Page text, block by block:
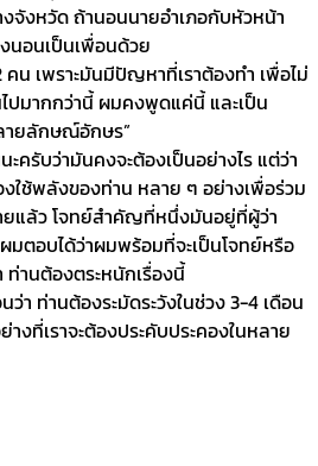
จังหวัด ถ้านอนนายอำเภอกับหัวหน้า
นอนเป็นเพื่อนด้วย
คน เพราะมันมีปัญหาที่เราต้องทำ เพื่อไม่
ปมากกว่านี้ ผมคงพูดแค่นี้ และเป็น
ายลักษณ์อักษร”
ครับว่ามันคงจะต้องเป็นอย่างไร แต่ว่า
ใช้พลังของท่าน หลาย ๆ อย่างเพื่อร่วม
แล้ว โจทย์สำคัญที่หนึ่งมันอยู่ที่ผู้ว่า
มตอบได้ว่าผมพร้อมที่จะเป็นโจทย์หรือ
ท่านต้องตระหนักเรื่องนี้
ท่านต้องระมัดระวังในช่วง 3-4 เดือน
ที่เราจะต้องประคับประคองในหลาย